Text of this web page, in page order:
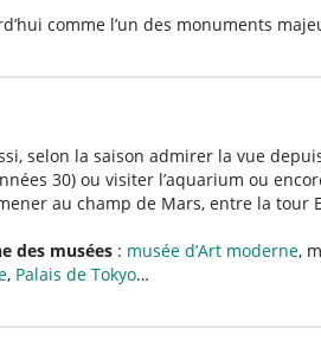
comme l’un des monuments
selon la saison admirer la vue
30) ou visiter l’aquarium ou
au champ de Mars, entre la tour
des musées : musée d’Art moderne,
, Palais de Tokyo…